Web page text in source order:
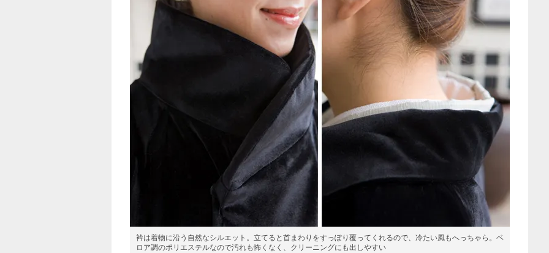
衿は着物に沿う自然なシルエット。立てると首まわりをすっぽり覆ってくれるので、冷たい風もへっちゃら。ベ
ロア調のポリエステルなので汚れも怖くなく、クリーニングにも出しやすい